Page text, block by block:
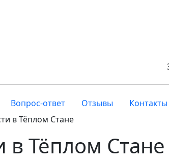
Вопрос-ответ Отзывы Контакты
в Тёплом Стане
в Тёплом Стане